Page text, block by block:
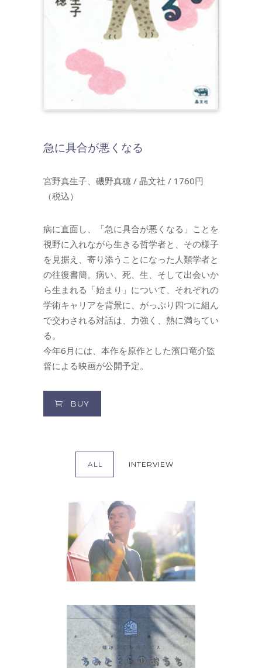
急に具合が悪くなる
宮野真生子、磯野真穂 / 晶文社 / 1760円
（税込）
病に直面し、「急に具合が悪くなる」ことを
視野に入れながら生きる哲学者と、その様子
を見据え、寄り添うことになった人類学者と
の往復書簡。病い、死、生、そして出会いか
ら生まれる「始まり」について、それぞれの
学術キャリアを背景に、がっぷり四つに組ん
で交わされる対話は、力強く、熱に満ちてい
る。
今年6月には、本作を原作とした濱口竜介監
督による映画が公開予定。
BUY
ALL INTERVIEW
見える人と見えない人のあい
だをつなぐ
Interview
「生まれてきてよかった」 そ
う思える場所を提供したい。